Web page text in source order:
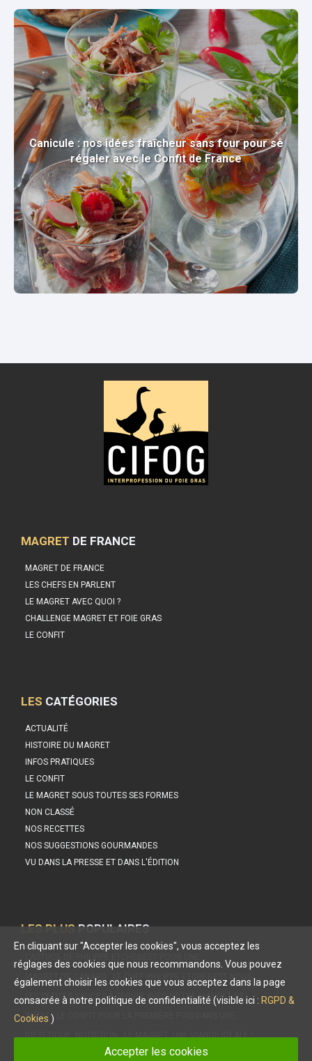
Canicule : nos idées fraîcheur sans four pour se
régaler avec le Confit de France
MAGRET DE FRANCE
MAGRET DE FRANCE
LES CHEFS EN PARLENT
LE MAGRET AVEC QUOI ?
CHALLENGE MAGRET ET FOIE GRAS
LE CONFIT
LES CATÉGORIES
ACTUALITÉ
HISTOIRE DU MAGRET
INFOS PRATIQUES
LE CONFIT
LE MAGRET SOUS TOUTES SES FORMES
NON CLASSÉ
NOS RECETTES
NOS SUGGESTIONS GOURMANDES
VU DANS LA PRESSE ET DANS L'ÉDITION
LES PLUS POPULAIRES
MAGRET DE CANARD : LE CHEF PHILIPPE ETCHEBEST NOUS…
LES PETITES SAUCES À SERVIR AVEC NOTRE MAGRET DE…
INÉDIT : LE CONFIT POUR LA PREMIÈRE FOIS DANS UNE…
DIÉTÉTIQUE, NUTRITION : LE MAGRET, UNE VIANDE IDÉALE !
PHILIPPE ETCHEBEST : SON IDÉE DE BURGER AU MAGRET ET…
En cliquant sur "Accepter les cookies", vous acceptez les
réglages des cookies que nous recommandons. Vous pouvez
également choisir les cookies que vous acceptez dans la page
consacrée à notre politique de confidentialité (visible ici : RGPD &
Cookies )
Accepter les cookies